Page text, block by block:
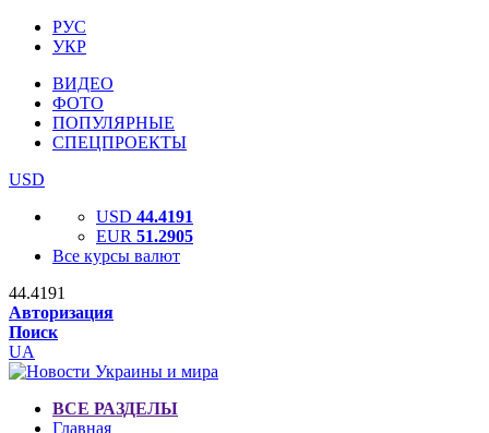
РУС
УКР
ВИДЕО
ФОТО
ПОПУЛЯРНЫЕ
СПЕЦПРОЕКТЫ
USD
USD 44.4191
EUR 51.2905
Все курсы валют
44.4191
Авторизация
Поиск
UA
ВСЕ РАЗДЕЛЫ
Главная